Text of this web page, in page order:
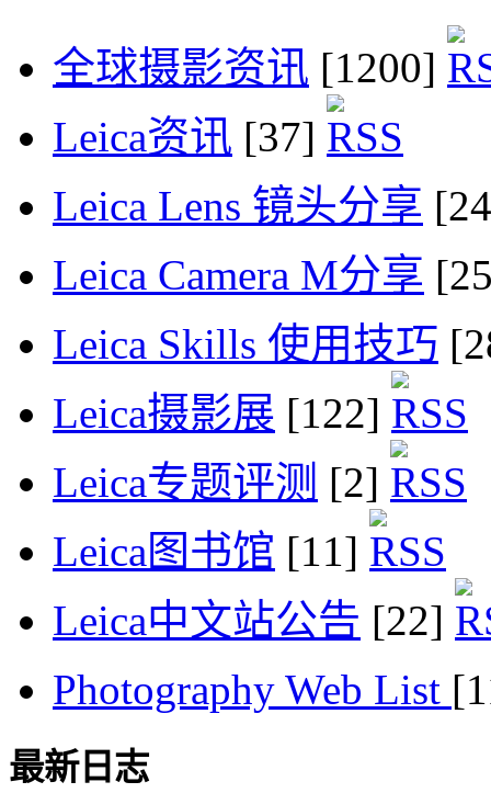
全球摄影资讯 [1200]
Leica资讯 [37]
Leica Lens 镜头分享
Leica Camera M分享
Leica Skills 使用技巧
Leica摄影展 [122]
Leica专题评测 [2]
Leica图书馆 [11]
Leica中文站公告 [22]
Photography Web List
最新日志